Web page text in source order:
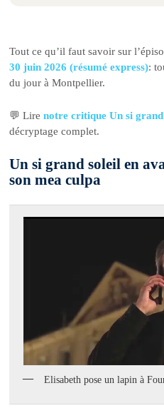
Tout ce qu’il faut savoir sur
30 juin 2026 (résumé express):
du jour à Montpellier.
💬 Lirenotre critique Un si grand
décryptage complet.
Un si grand soleil en
son mea culpa
Elisabeth pose un lapin à